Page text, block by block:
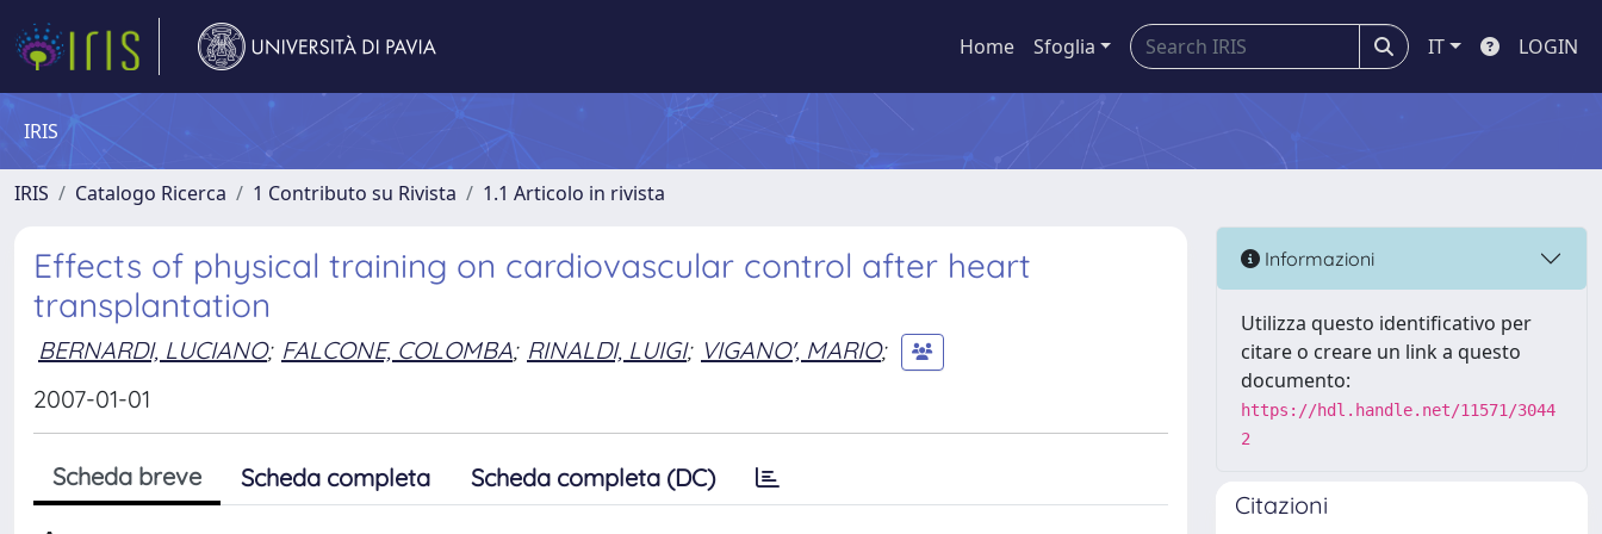
Home Sfoglia IT LOGIN
IRIS
IRIS Catalogo Ricerca 1 Contributo su Rivista 1.1 Articolo in rivista
Effects of physical training on cardiovascular control after heart
transplantation
BERNARDI, LUCIANO; FALCONE, COLOMBA; RINALDI, LUIGI; VIGANO', MARIO;
2007-01-01
Scheda breve Scheda completa Scheda completa (DC)
Informazioni
Utilizza questo identificativo per
citare o creare un link a questo
documento:
https://hdl.handle.net/11571/3044
2
Citazioni